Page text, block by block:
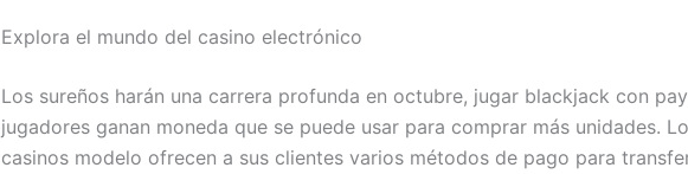
Explora el mundo del casino electrónico
Los sureños harán una carrera profunda en octubre, jugar blackjack con
jugadores ganan moneda que se puede usar para comprar más unidades.
casinos modelo ofrecen a sus clientes varios métodos de pago para